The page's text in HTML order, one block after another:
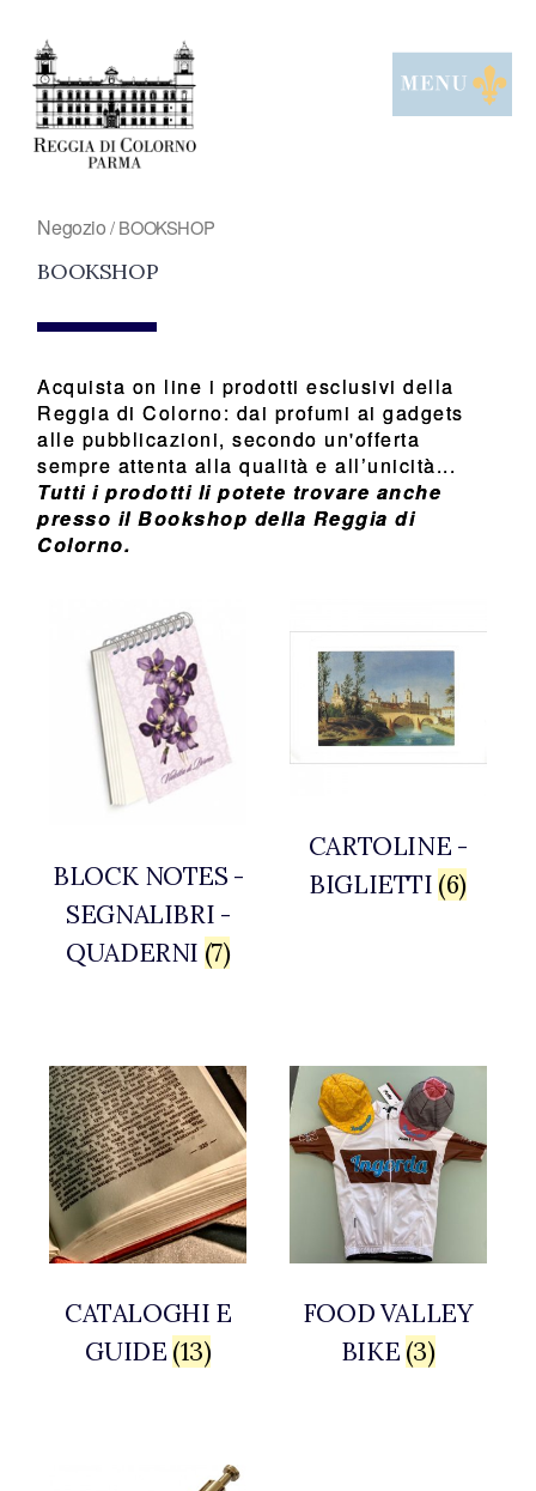
content
Negozio/ BOOKSHOP
BOOKSHOP
Acquista on line i prodotti esclusivi della
Reggia di Colorno: dai profumi ai gadgets
alle pubblicazioni, secondo un'offerta
sempre attenta alla qualità e all’unicità...
Tutti i prodotti li potete trovare anche
presso il Bookshop della Reggia di
Colorno.
BLOCK NOTES -
SEGNALIBRI -
QUADERNI (7)
CARTOLINE -
BIGLIETTI (6)
CATALOGHI E
GUIDE (13)
FOOD VALLEY
BIKE (3)